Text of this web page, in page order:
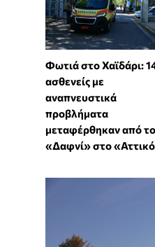
Φωτιά στο Χαϊδάρι:
ασθενείς με
αναπνευστικά
προβλήματα
μεταφέρθηκαν από το
«Δαφνί» στο